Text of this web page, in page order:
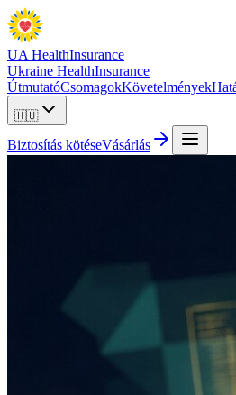
UA HealthInsurance
Ukraine HealthInsurance
ÚtmutatóCsomagokKövetelmények
🇭🇺
Biztosítás kötéseVásárlás